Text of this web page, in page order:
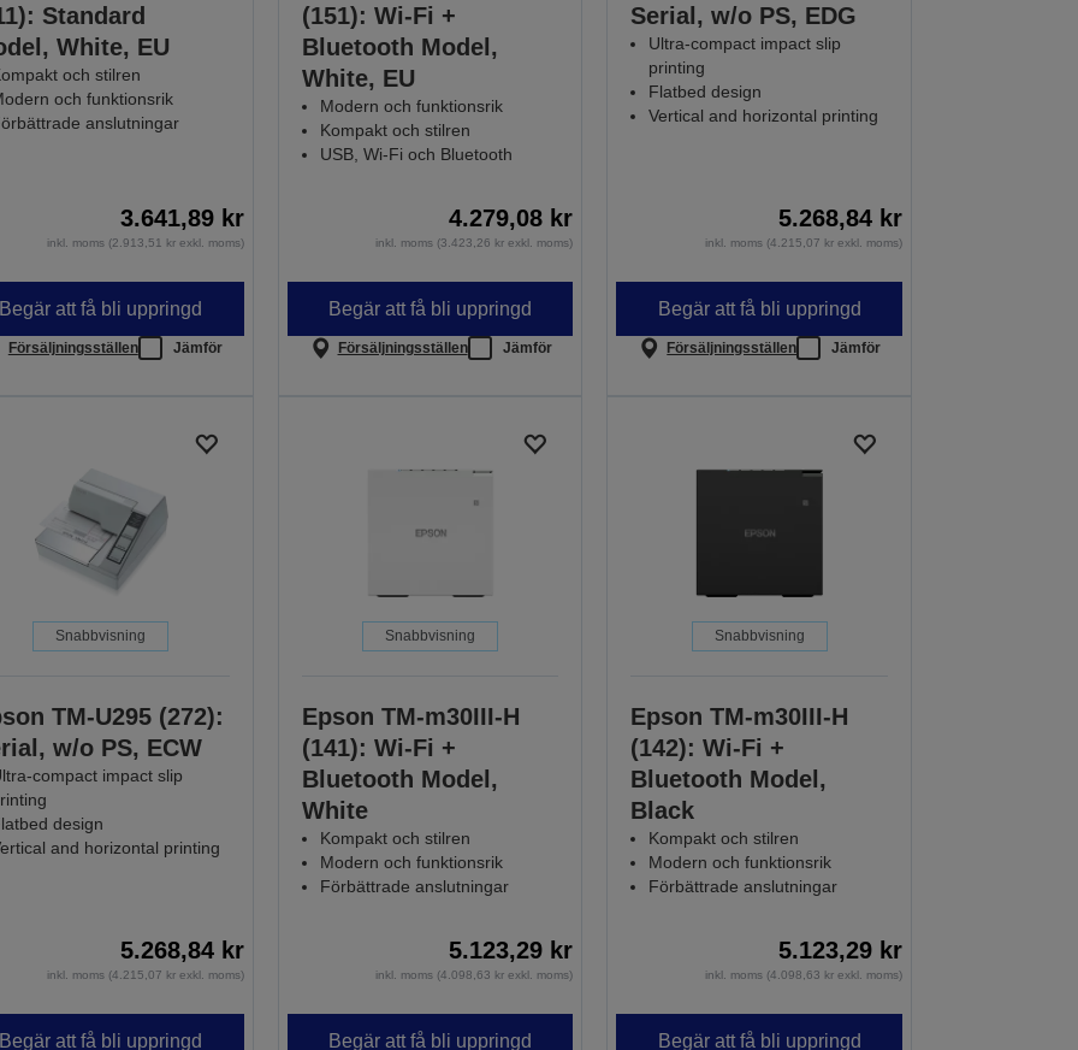
Standard
White, EU
och stilren
och funktionsrik
anslutningar
3.641,89 kr
inkl. moms (2.913,51 kr exkl. moms)
Begär att få bli uppringd
Försäljningsställen Jämför
(151): Wi-Fi +
Bluetooth Model,
White, EU
Modern och funktionsrik
Kompakt och stilren
USB, Wi-Fi och Bluetooth
4.279,08 kr
inkl. moms (3.423,26 kr exkl. moms)
Begär att få bli uppringd
Försäljningsställen Jämför
Serial, w/o PS, EDG
Ultra-compact impact slip
printing
Flatbed design
Vertical and horizontal printing
5.268,84 kr
inkl. moms (4.215,07 kr exkl. moms)
Begär att få bli uppringd
Försäljningsställen Jämför
Snabbvisning
TM-U295 (272):
w/o PS, ECW
compact impact slip
design
and horizontal printing
5.268,84 kr
inkl. moms (4.215,07 kr exkl. moms)
Begär att få bli uppringd
Snabbvisning
Epson TM-m30III-H
(141): Wi-Fi +
Bluetooth Model,
White
Kompakt och stilren
Modern och funktionsrik
Förbättrade anslutningar
5.123,29 kr
inkl. moms (4.098,63 kr exkl. moms)
Begär att få bli uppringd
Snabbvisning
Epson TM-m30III-H
(142): Wi-Fi +
Bluetooth Model,
Black
Kompakt och stilren
Modern och funktionsrik
Förbättrade anslutningar
5.123,29 kr
inkl. moms (4.098,63 kr exkl. moms)
Begär att få bli uppringd